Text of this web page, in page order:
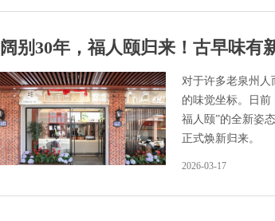
阔别30年，福人颐归来！古早味有
对于许多老泉州人
的味觉坐标。日前
福人颐”的全新姿
正式焕新归来。
2026-03-17